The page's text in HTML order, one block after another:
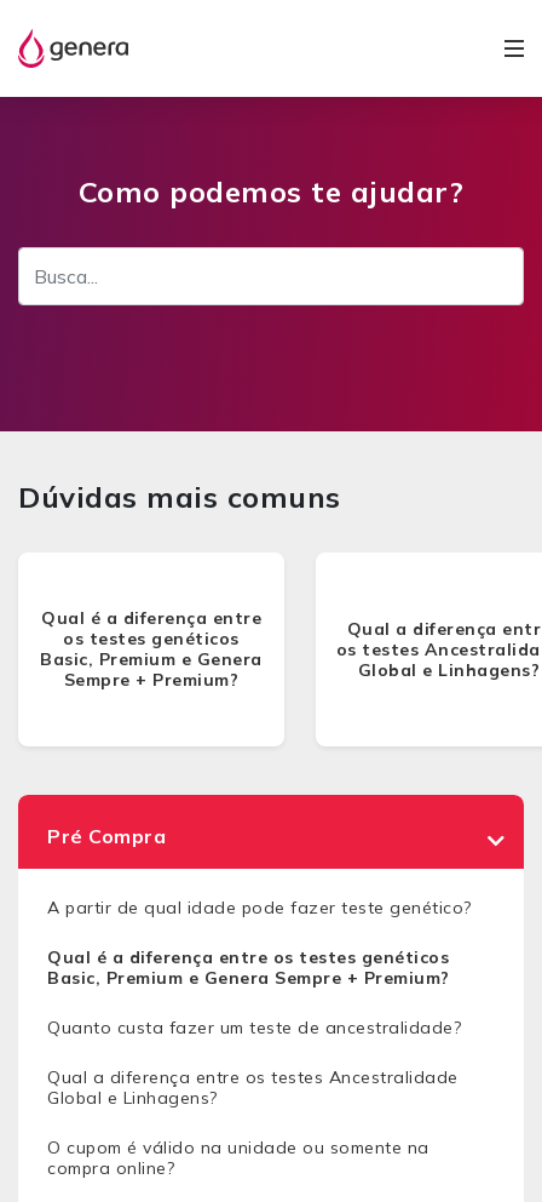
Como podemos te ajudar?
Dúvidas mais comuns
Qual é a diferença entre
os testes genéticos
Basic, Premium e Genera
Sempre + Premium?
Qual a diferença
os testes
Global e Linhagens?
Pré Compra
A partir de qual idade pode fazer teste genético?
Qual é a diferença entre os testes genéticos
Basic, Premium e Genera Sempre + Premium?
Quanto custa fazer um teste de ancestralidade?
Qual a diferença entre os testes Ancestralidade
Global e Linhagens?
O cupom é válido na unidade ou somente na
compra online?